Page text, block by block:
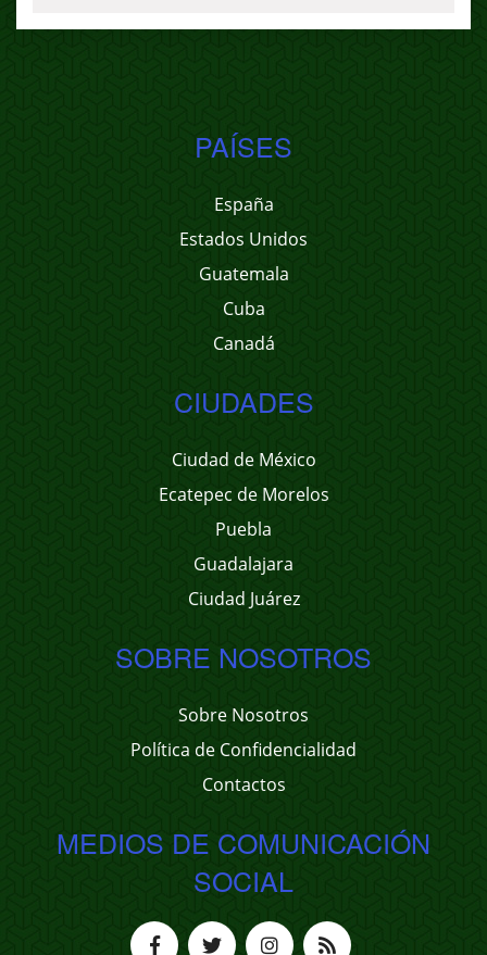
PAÍSES
España
Estados Unidos
Guatemala
Cuba
Canadá
CIUDADES
Ciudad de México
Ecatepec de Morelos
Puebla
Guadalajara
Ciudad Juárez
SOBRE NOSOTROS
Sobre Nosotros
Política de Confidencialidad
Contactos
MEDIOS DE COMUNICACIÓN
SOCIAL